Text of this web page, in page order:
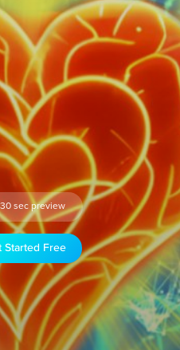
30 sec preview
Started Free